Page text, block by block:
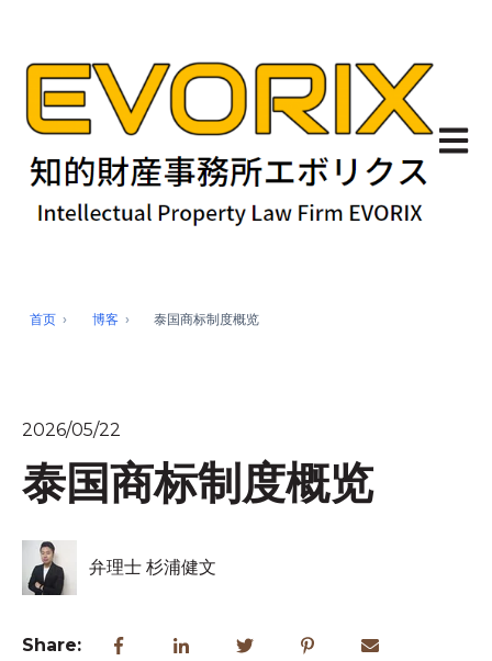
Open
首页 博客 泰国商标制度概览
2026/05/22
泰国商标制度概览
弁理士 杉浦健文
Share: